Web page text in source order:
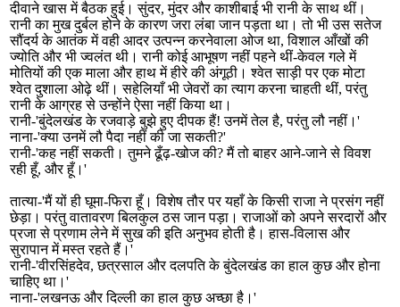
दीवाने खास में बैठक हुई। सुंदर, मुंदर और काशीबाई भी रानी के साथ थीं।
रानी का मुख दुर्बल होने के कारण जरा लंबा जान पड़ता था। तो भी उस सतेज
सौंदर्य के आतंक में वही आदर उत्पन्न करनेवाला ओज था, विशाल आँखों की
ज्योति और भी ज्वलंत थी। रानी कोई आभूषण नहीं पहने थीं-केवल गले में
मोतियों की एक माला और हाथ में हीरे की अंगूठी। श्वेत साड़ी पर एक मोटा
श्वेत दुशाला ओढ़े थीं। सहेलियाँ भी जेवरों का त्याग करना चाहती थीं, परंतु
रानी के आग्रह से उन्होंने ऐसा नहीं किया था।
रानी-'बुंदेलखंड के रजवाड़े बुझे हुए दीपक हैं! उनमें तेल है, परंतु लौ नहीं।'
नाना-'क्या उनमें लौ पैदा नहीं की जा सकती?'
रानी-'कह नहीं सकती। तुमने ढूँढ़-खोज की? मैं तो बाहर आने-जाने से विवश
रही हूँ, और हूँ।'
तात्या-'मैं यों ही घूमा-फिरा हूँ। विशेष तौर पर यहाँ के किसी राजा ने प्रसंग नहीं
छेड़ा। परंतु वातावरण बिलकुल ठस जान पड़ा। राजाओं को अपने सरदारों और
प्रजा से प्रणाम लेने में सुख की इति अनुभव होती है। हास-विलास और
सुरापान में मस्त रहते हैं।'
रानी-'वीरसिंहदेव, छत्रसाल और दलपति के बुंदेलखंड का हाल कुछ और होना
चाहिए था।'
नाना-'लखनऊ और दिल्ली का हाल कुछ अच्छा है।'